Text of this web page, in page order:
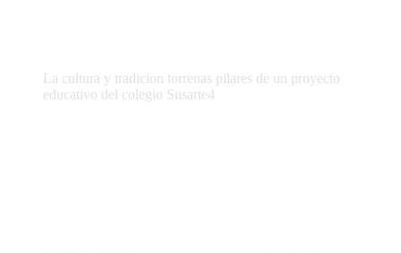
La cultura y tradicion torrenas pilares de un proyecto
educativo del colegio Susarte4